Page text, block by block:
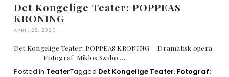
Det Kongelige Teater: POPPEAS
KRONING
APRIL 28, 2026
Det Kongelige Teater: POPPEAS KRONING Dramatisk opera
Fotograf: Miklos Szabo …
Posted in TeaterTagged Det Kongelige Teater, Fotograf: